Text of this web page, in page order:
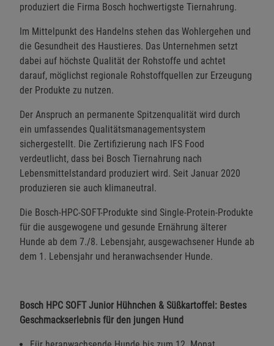
produziert die Firma Bosch hochwertigste Tiernahrung.
Im Mittelpunkt des Handelns stehen das Wohlergehen und
die Gesundheit des Haustieres. Das Unternehmen setzt
dabei auf höchste Qualität der Rohstoffe und achtet
darauf, möglichst regionale Rohstoffquellen zur Erzeugung
der Produkte zu nutzen.
Der Anspruch an permanente Spitzenqualität wird durch
ein umfassendes Qualitätsmanagementsystem
sichergestellt. Die Zertifizierung nach IFS Food
verdeutlicht, dass bei Bosch Tiernahrung nach
Lebensmittelstandard produziert wird. Seit Januar 2020
produzieren sie auch klimaneutral.
Die Bosch-HPC-SOFT-Produkte sind Single-Protein-Produkte
für die ausgewogene und gesunde Ernährung älterer
Hunde ab dem 7./8. Lebensjahr, ausgewachsener Hunde ab
dem 1. Lebensjahr und heranwachsender Hunde.
Bosch HPC SOFT Junior Hühnchen & Süßkartoffel: Bestes
Geschmackserlebnis für den jungen Hund